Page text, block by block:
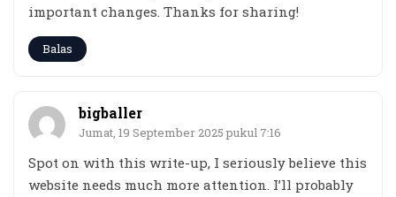
important changes. Thanks for sharing!
Balas
bigballer
Jumat, 19 September 2025 pukul 7:16
Spot on with this write-up, I seriously believe this
website needs much more attention. I’ll probably